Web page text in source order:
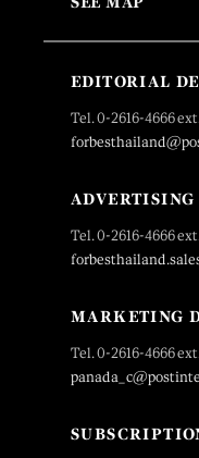
EDITORIAL
Tel. 0-2616-4666
ADVERTISING
Tel. 0-2616-4666
MARKETING
Tel. 0-2616-4666